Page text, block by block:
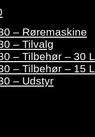
– Røremaskine
– Tilvalg
– Tilbehør – 30 L
– Tilbehør – 15 L
– Udstyr